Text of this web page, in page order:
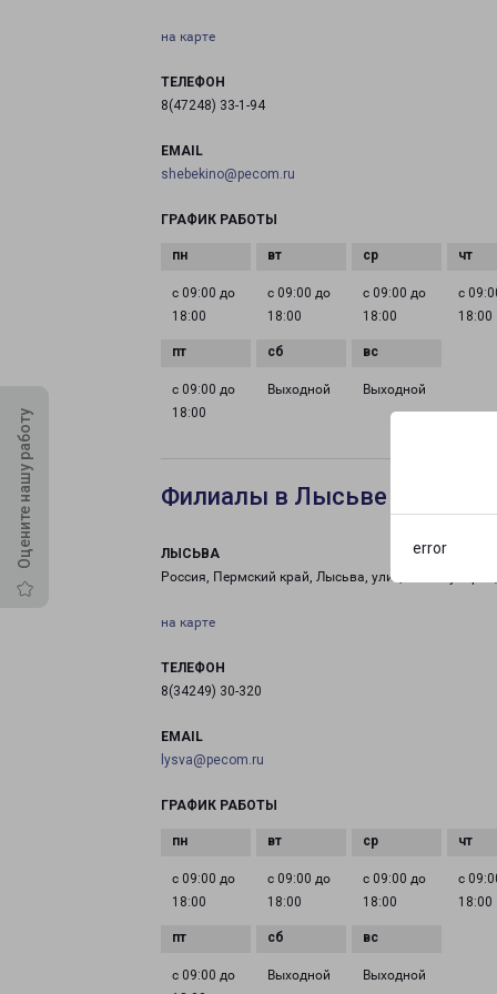
error
Оцените нашу работу
на карте
ТЕЛЕФОН
8(47248) 33-1-94
EMAIL
shebekino@pecom.ru
ГРАФИК РАБОТЫ
с 09:00 до
18:00
с 09:00 до
18:00
с 09:00 до
18:00
с
18:00
с 09:00 до
18:00
Выходной Выходной
Филиалы в Лысьве
ЛЫСЬВА
Россия, Пермский край, Лысьва, улица Коммунаров,
на карте
ТЕЛЕФОН
8(34249) 30-320
EMAIL
lysva@pecom.ru
ГРАФИК РАБОТЫ
с 09:00 до
18:00
с 09:00 до
18:00
с 09:00 до
18:00
с
18:00
с 09:00 до
Выходной Выходной